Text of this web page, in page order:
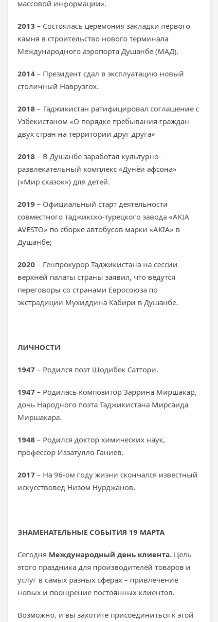
массовой информации».
2013 – Состоялась церемония закладки первого
камня в строительство нового терминала
Международного аэропорта Душанбе (МАД).
2014 – Президент сдал в эксплуатацию новый
столичный Наврузгох.
2018 – Таджикистан ратифицировал соглашение с
Узбекистаном «О порядке пребывания граждан
двух стран на территории друг друга»
2018 – В Душанбе заработал культурно-
развлекательный комплекс «Дунёи афсона»
(«Мир сказок») для детей.
2019 – Официальный старт деятельности
совместного таджикско-турецкого завода «AKIA
AVESTO» по сборке автобусов марки «AKIA» в
Душанбе;
2020 – Генпрокурор Таджикистана на сессии
верхней палаты страны заявил, что ведутся
переговоры со странами Евросоюза по
экстрадиции Мухиддина Кабири в Душанбе.
ЛИЧНОСТИ
1947 – Родился поэт Шодибек Саттори.
1947 – Родилась композитор Заррина Миршакар,
дочь Народного поэта Таджикистана Мирсаида
Миршакара.
1948 – Родился доктор химических наук,
профессор Иззатулло Ганиев.
2017 – На 96-ом году жизни скончался известный
искусствовед Низом Нурджанов.
ЗНАМЕНАТЕЛЬНЫЕ СОБЫТИЯ 19 МАРТА
Сегодня Международный день клиента. Цель
этого праздника для производителей товаров и
услуг в самых разных сферах – привлечение
новых и поощрение постоянных клиентов.
Возможно, и вы захотите присоединиться к этой